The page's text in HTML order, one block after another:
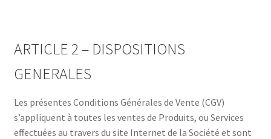
ARTICLE 2 – DISPOSITIONS
GENERALES
Les présentes Conditions Générales de Vente (CGV)
s’appliquent à toutes les ventes de Produits, ou Services
effectuées au travers du site Internet de la Société et sont